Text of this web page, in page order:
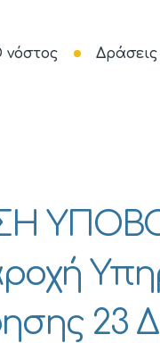
νόστος Δράσεις
23